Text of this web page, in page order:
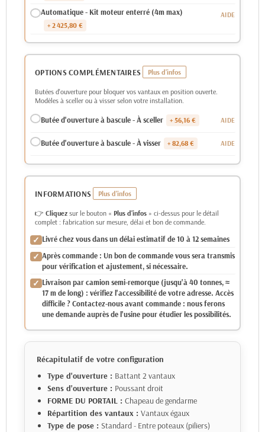
Automatique - Kit moteur enterré (4m max)
+ 2 425,80 €
OPTIONS COMPLÉMENTAIRES
Butées d'ouverture pour bloquer vos vantaux en position ouverte.
Modèles à sceller ou à visser selon votre installation.
Butée d'ouverture à bascule - À sceller + 56,16 €
Butée d'ouverture à bascule - À visser + 82,68 €
INFORMATIONS
👉 Cliquez sur le bouton « Plus d'infos » ci-dessus pour le détail
complet : fabrication sur mesure, délai et bon de commande.
Livré chez vous dans un délai estimatif de 10 à 12 semaines
Après commande : Un bon de commande vous sera transmis
pour vérification et ajustement, si nécessaire.
Livraison par camion semi-remorque (jusqu'à 40 tonnes, ≈
17 m de long) : vérifiez l'accessibilité de votre adresse. Accès
difficile ? Contactez-nous avant commande : nous ferons
une demande auprès de l'usine pour étudier les possibilités.
Récapitulatif de votre configuration
Type d'ouverture : Battant 2 vantaux
Sens d'ouverture : Poussant droit
FORME DU PORTAIL : Chapeau de gendarme
Répartition des vantaux : Vantaux égaux
Type de pose : Standard - Entre poteaux (piliers)